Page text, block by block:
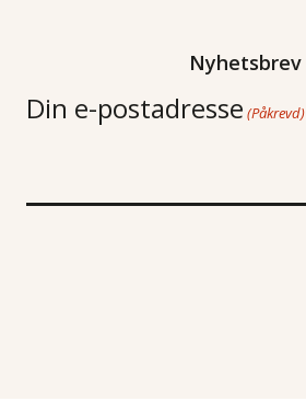
Nyhetsbrev
Din e-postadresse (Påkrevd)